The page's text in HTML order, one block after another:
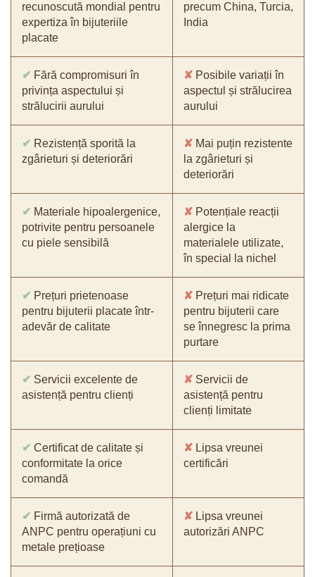
recunoscută mondial pentru
expertiza în bijuteriile
placate
precum China, Turcia,
India
✔ Fără compromisuri în
privința aspectului și
strălucirii aurului
✘ Posibile variații în
aspectul și strălucirea
aurului
✔ Rezistență sporită la
zgârieturi și deteriorări
✘ Mai puțin rezistente
la zgârieturi și
deteriorări
✔ Materiale hipoalergenice,
potrivite pentru persoanele
cu piele sensibilă
✘ Potențiale reacții
alergice la
materialele utilizate,
în special la nichel
✔ Prețuri prietenoase
pentru bijuterii placate într-
adevăr de calitate
✘ Prețuri mai ridicate
pentru bijuterii care
se înnegresc la prima
purtare
✔ Servicii excelente de
asistență pentru clienți
✘ Servicii de
asistență pentru
clienți limitate
✔ Certificat de calitate și
conformitate la orice
comandă
✘ Lipsa vreunei
certificări
✔ Firmă autorizată de
ANPC pentru operațiuni cu
metale prețioase
✘ Lipsa vreunei
autorizări ANPC